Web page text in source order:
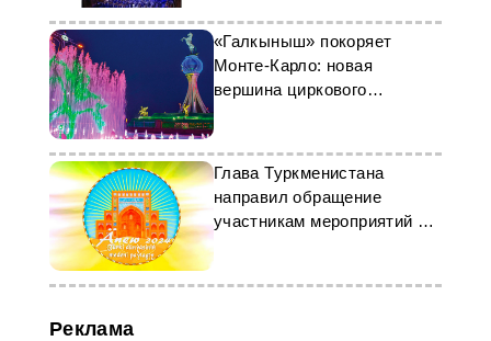
«Галкыныш» покоряет
Монте-Карло: новая
вершина циркового
искусства
Глава Туркменистана
направил обращение
участникам мероприятий по
Реклама